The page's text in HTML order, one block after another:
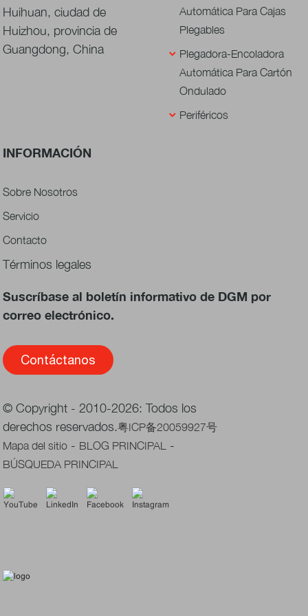
Huihuan, ciudad de
Huizhou, provincia de
Guangdong, China
Automática Para Cajas
Plegables
Plegadora-Encoladora
Automática Para Cartón
Ondulado
Periféricos
INFORMACIÓN
Sobre Nosotros
Servicio
Contacto
Términos legales
Suscríbase al boletín informativo de DGM por
correo electrónico.
Contáctanos
© Copyright - 2010-2026: Todos los
derechos reservados.粤ICP备20059927号
Mapa del sitio - BLOG PRINCIPAL -
BÚSQUEDA PRINCIPAL